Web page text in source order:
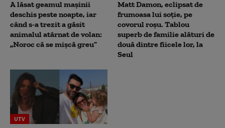
A lăsat geamul mașinii
deschis peste noapte, iar
când s-a trezit a găsit
animalul atârnat de volan:
„Noroc că se mișcă greu”
Matt Damon, eclipsat de
frumoasa lui soție, pe
covorul roșu. Tablou
superb de familie alături de
două dintre fiicele lor, la
Seul
UTV